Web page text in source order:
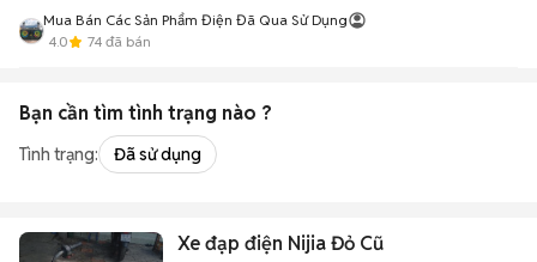
Mua Bán Các Sản Phẩm Điện Đã Qua Sử Dụng
4.0
74 đã bán
Bạn cần tìm tình trạng nào ?
Tình trạng: Đã sử dụng
Xe đạp điện Nijia Đỏ Cũ